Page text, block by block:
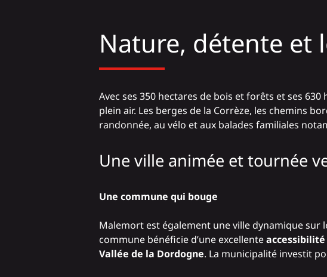
Nature, détente et
Avec ses 350 hectares de bois et forêts et ses
plein air. Les berges de la Corrèze, les chemins
randonnée, au vélo et aux balades familiales
Une ville animée et tournée
Une commune qui bouge
Malemort est également une ville dynamique sur
commune bénéficie d’une excellente
Vallée de la Dordogne. La municipalité investit